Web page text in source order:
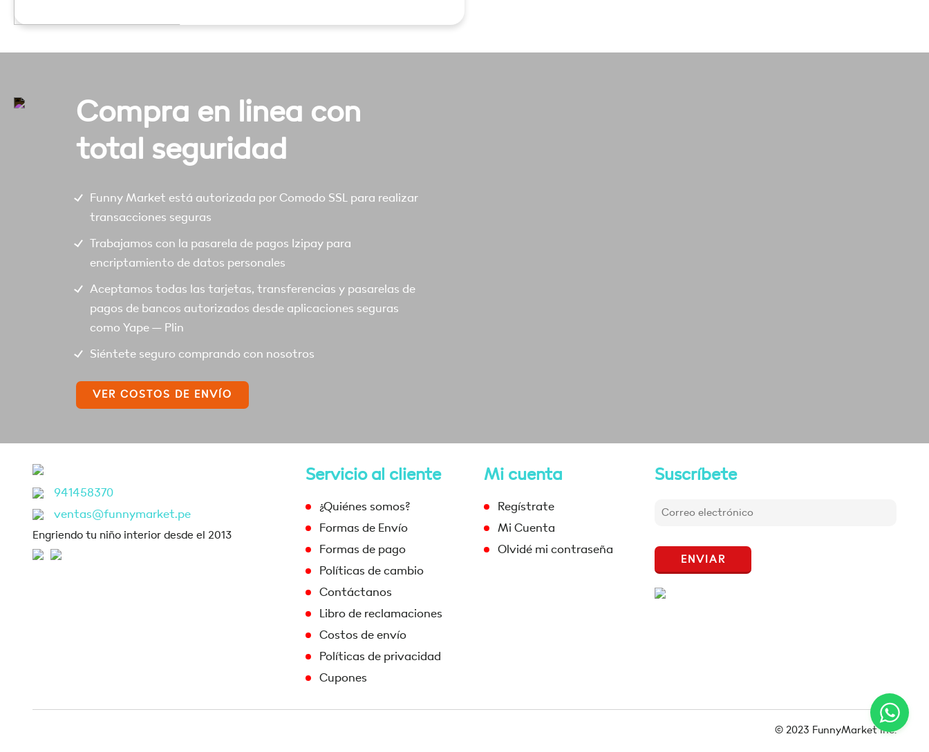
Compra en linea con
total seguridad
Funny Market está autorizada por Comodo SSL para realizar
transacciones seguras
Trabajamos con la pasarela de pagos Izipay para
encriptamiento de datos personales
Aceptamos todas las tarjetas, transferencias y pasarelas de
pagos de bancos autorizados desde aplicaciones seguras
como Yape – Plin
Siéntete seguro comprando con nosotros
VER COSTOS DE ENVÍO
941458370
ventas@funnymarket.pe
Engriendo tu niño interior desde el 2013
Servicio al cliente
¿Quiénes somos?
Formas de Envío
Formas de pago
Políticas de cambio
Contáctanos
Libro de reclamaciones
Costos de envío
Políticas de privacidad
Cupones
Mi cuenta
Regístrate
Mi Cuenta
Olvidé mi contraseña
Suscríbete
ENVIAR
© 2023 FunnyMarket Inc.